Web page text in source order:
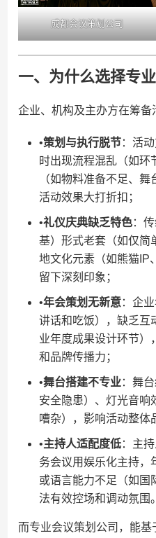
成都会议策划公司
一、为什么选择专
企业、机构及主办方在筹备
•​​策划与执行脱节​：活
时出现流程混乱（如环
（如物料准备不足、
活动效果大打折扣；
•​​礼仪庆典缺乏特色​：
基）形式老套（如仅简
地文化元素（如熊猫IP
留下深刻印象；
•​​年会策划无新意​：企
讲话和吃饭），缺乏互
业年度成果设计环节）
和品牌传播力；
•​​舞台搭建不专业​：舞台
安全隐患）、灯光音响
嘈杂），影响活动整体
•​​主持人适配度低​：主
务会议用娱乐化主持，
或语言能力不足（如国
法有效控场和调动氛围。
而专业会议策划公司，能基